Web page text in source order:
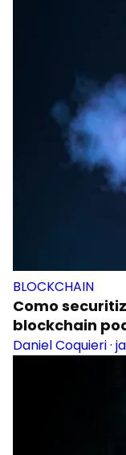
BLOCKCHAIN
Como
blockchain
Daniel Coquieri·